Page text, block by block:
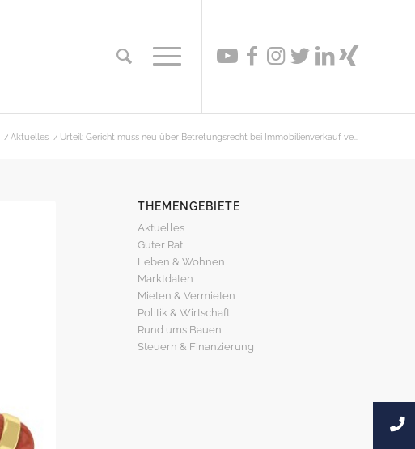
/ Aktuelles / Urteil: Gericht muss neu über Betretungsrecht bei Immobilienverkauf ve...
THEMENGEBIETE
Aktuelles
Guter Rat
Leben & Wohnen
Marktdaten
Mieten & Vermieten
Politik & Wirtschaft
Rund ums Bauen
Steuern & Finanzierung